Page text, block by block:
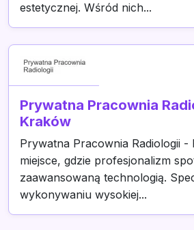
estetycznej. Wśród nich...
Prywatna Pracownia
Kraków
Prywatna Pracownia Radiologii -
miejsce, gdzie profesjonalizm
zaawansowaną technologią.
wykonywaniu wysokiej...